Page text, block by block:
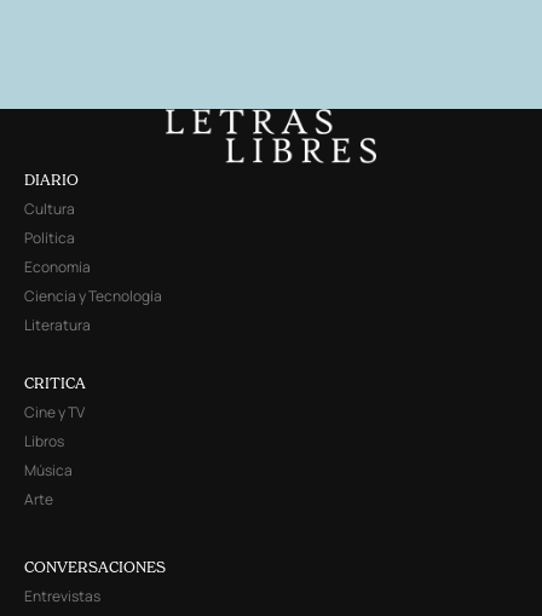
DIARIO
Cultura
Política
Economía
Ciencia y Tecnología
Literatura
CRITICA
Cine y TV
Libros
Música
Arte
CONVERSACIONES
Entrevistas